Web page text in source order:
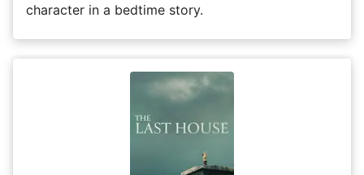
character in a bedtime story.